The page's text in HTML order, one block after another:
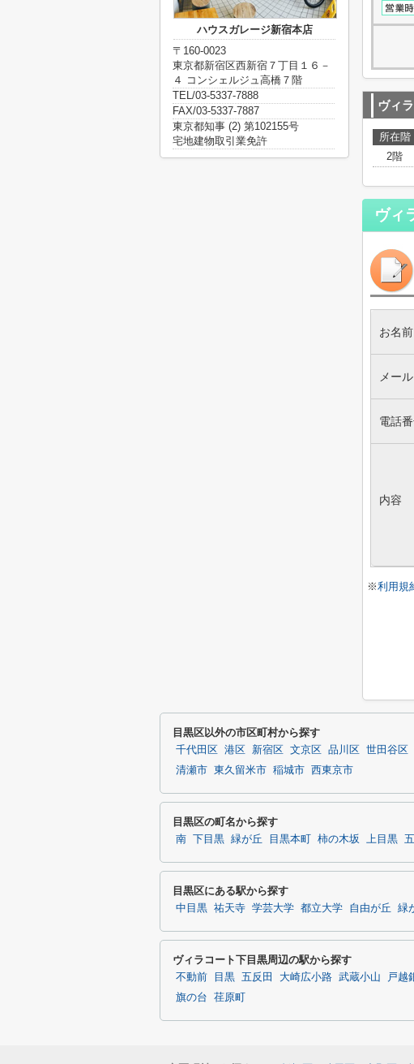
ヴィ
所在階
2階
ヴィ
お名前
メー
電話
内容
※利用規
ハウスガレージ新宿本店
〒160-0023
東京都新宿区西新宿７丁目１６－
４ コンシェルジュ高橋７階
TEL/03-5337-7888
FAX/03-5337-7887
東京都知事 (2) 第102155号
宅地建物取引業免許
目黒区以外の市区町村から探す
千代田区 港区 新宿区 文京区 品川区 世田谷区
清瀬市 東久留米市 稲城市 西東京市
目黒区の町名から探す
南 下目黒 緑が丘 目黒本町 柿の木坂 上目黒
目黒区にある駅から探す
中目黒 祐天寺 学芸大学 都立大学 自由が丘 緑
ヴィラコート下目黒周辺の駅から探す
不動前 目黒 五反田 大崎広小路 武蔵小山 戸越
旗の台
荏原町